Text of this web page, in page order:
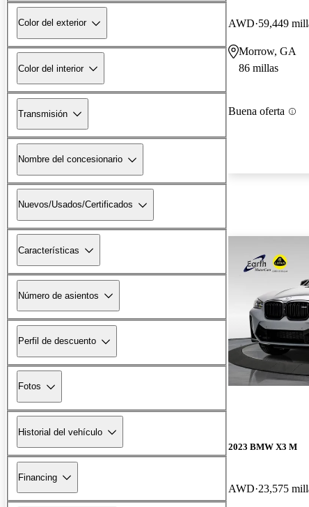
Color del exterior
Color del interior
Transmisión
Nombre del concesionario
Nuevos/Usados/Certificados
Características
Número de asientos
Perfil de descuento
Fotos
Historial del vehículo
Financing
AWD 59,449
Morrow, GA
86 millas
Buena oferta
2023 BMW X3 M
AWD 23,575